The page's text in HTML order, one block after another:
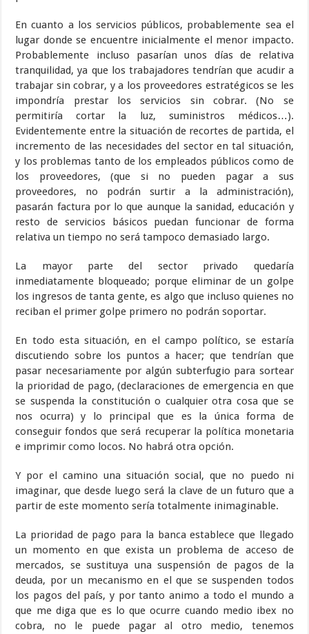
En cuanto a los servicios públicos, probablemente sea el
lugar donde se encuentre inicialmente el menor impacto.
Probablemente incluso pasarían unos días de relativa
tranquilidad, ya que los trabajadores tendrían que acudir a
trabajar sin cobrar, y a los proveedores estratégicos se les
impondría prestar los servicios sin cobrar. (No se
permitiría cortar la luz, suministros médicos…).
Evidentemente entre la situación de recortes de partida, el
incremento de las necesidades del sector en tal situación,
y los problemas tanto de los empleados públicos como de
los proveedores, (que si no pueden pagar a sus
proveedores, no podrán surtir a la administración),
pasarán factura por lo que aunque la sanidad, educación y
resto de servicios básicos puedan funcionar de forma
relativa un tiempo no será tampoco demasiado largo.
La mayor parte del sector privado quedaría
inmediatamente bloqueado; porque eliminar de un golpe
los ingresos de tanta gente, es algo que incluso quienes no
reciban el primer golpe primero no podrán soportar.
En todo esta situación, en el campo político, se estaría
discutiendo sobre los puntos a hacer; que tendrían que
pasar necesariamente por algún subterfugio para sortear
la prioridad de pago, (declaraciones de emergencia en que
se suspenda la constitución o cualquier otra cosa que se
nos ocurra) y lo principal que es la única forma de
conseguir fondos que será recuperar la política monetaria
e imprimir como locos. No habrá otra opción.
Y por el camino una situación social, que no puedo ni
imaginar, que desde luego será la clave de un futuro que a
partir de este momento sería totalmente inimaginable.
La prioridad de pago para la banca establece que llegado
un momento en que exista un problema de acceso de
mercados, se sustituya una suspensión de pagos de la
deuda, por un mecanismo en el que se suspenden todos
los pagos del país, y por tanto animo a todo el mundo a
que me diga que es lo que ocurre cuando medio ibex no
cobra, no le puede pagar al otro medio, tenemos